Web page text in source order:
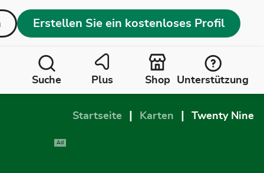
Erstellen Sie ein kostenloses Profil
Suche Plus Shop Unterstützung
Startseite Karten Twenty Nine
Ad